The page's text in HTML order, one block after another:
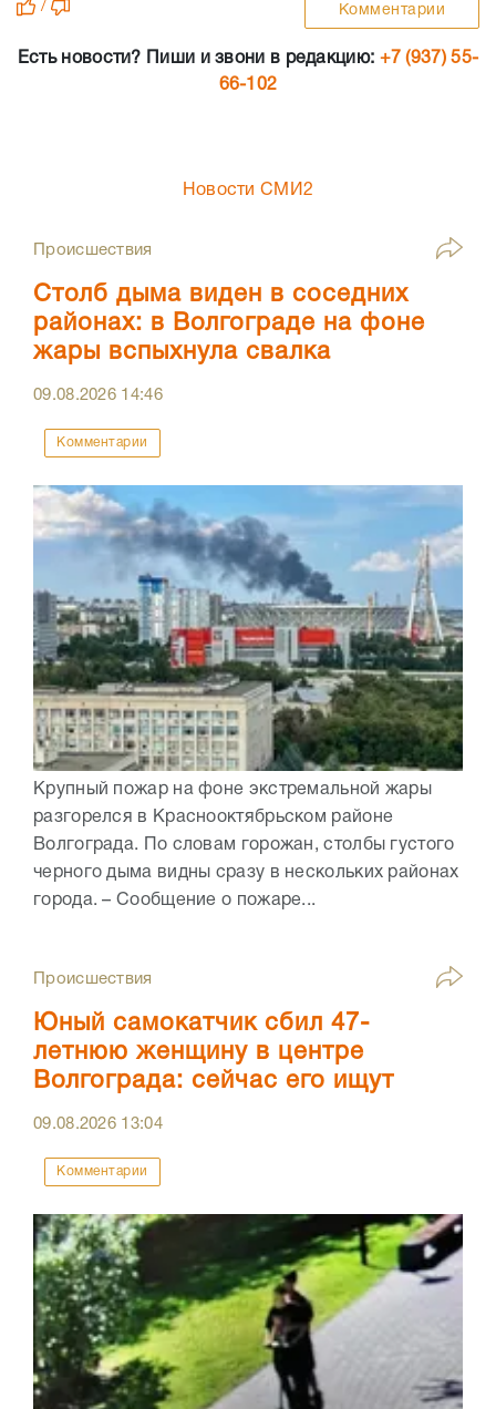
/ Комментарии
Есть новости? Пиши и звони в редакцию: +7 (937) 55-
66-102
Новости СМИ2
Происшествия
Столб дыма виден в соседних
районах: в Волгограде на фоне
жары вспыхнула свалка
09.08.2026 14:46
Комментарии
Крупный пожар на фоне экстремальной жары
разгорелся в Краснооктябрьском районе
Волгограда. По словам горожан, столбы густого
черного дыма видны сразу в нескольких районах
города. – Сообщение о пожаре...
Происшествия
Юный самокатчик сбил 47-
летнюю женщину в центре
Волгограда: сейчас его ищут
09.08.2026 13:04
Комментарии